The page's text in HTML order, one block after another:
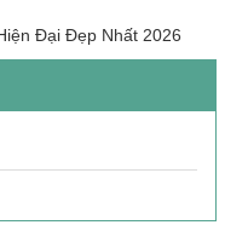
Đại Đẹp Nhất 2026